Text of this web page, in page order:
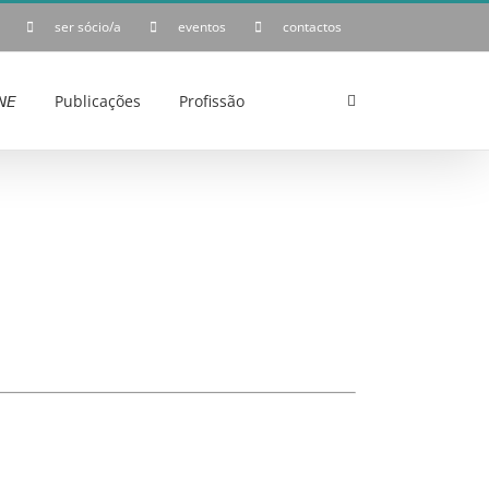
ser sócio/a eventos contactos
Publicações Profissão